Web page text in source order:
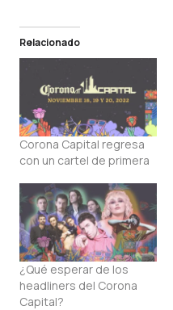
Relacionado
Corona Capital regresa
con un cartel de primera
¿Qué esperar de los
headliners del Corona
Capital?